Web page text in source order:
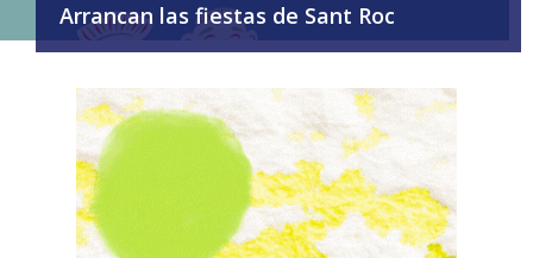
Arrancan las fiestas de Sant Roc